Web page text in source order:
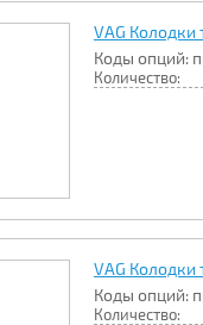
VAG
Коды опций:
Количество:
VAG
Коды опций:
Количество: